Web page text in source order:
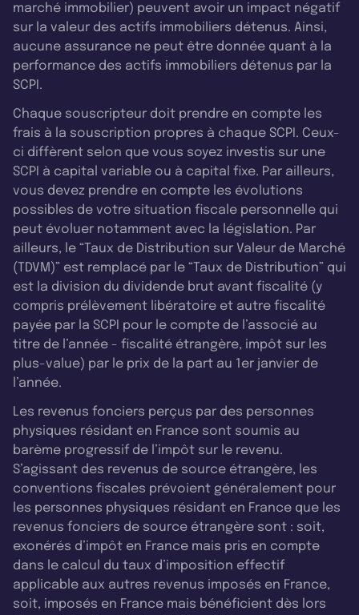
marché immobilier) peuvent avoir un impact négatif
sur la valeur des actifs immobiliers détenus. Ainsi,
aucune assurance ne peut être donnée quant à la
performance des actifs immobiliers détenus par la
SCPI.
Chaque souscripteur doit prendre en compte les
frais à la souscription propres à chaque SCPI. Ceux-
ci diffèrent selon que vous soyez investis sur une
SCPI à capital variable ou à capital fixe. Par ailleurs,
vous devez prendre en compte les évolutions
possibles de votre situation fiscale personnelle qui
peut évoluer notamment avec la législation. Par
ailleurs, le “Taux de Distribution sur Valeur de Marché
(TDVM)” est remplacé par le “Taux de Distribution” qui
est la division du dividende brut avant fiscalité (y
compris prélèvement libératoire et autre fiscalité
payée par la SCPI pour le compte de l’associé au
titre de l’année - fiscalité étrangère, impôt sur les
plus-value) par le prix de la part au 1er janvier de
l’année.
Les revenus fonciers perçus par des personnes
physiques résidant en France sont soumis au
barème progressif de l’impôt sur le revenu.
S’agissant des revenus de source étrangère, les
conventions fiscales prévoient généralement pour
les personnes physiques résidant en France que les
revenus fonciers de source étrangère sont : soit,
exonérés d’impôt en France mais pris en compte
dans le calcul du taux d’imposition effectif
applicable aux autres revenus imposés en France,
soit, imposés en France mais bénéficient dès lors